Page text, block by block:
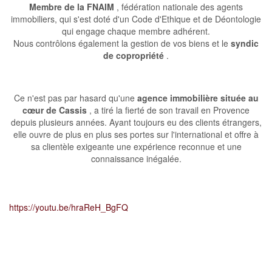
Membre de la FNAIM , fédération nationale des agents
immobiliers, qui s'est doté d'un Code d'Ethique et de Déontologie
qui engage chaque membre adhérent.
Nous contrôlons également la gestion de vos biens et le syndic
de copropriété .
Ce n'est pas par hasard qu'une agence immobilière située au
cœur de Cassis , a tiré la fierté de son travail en Provence
depuis plusieurs années. Ayant toujours eu des clients étrangers,
elle ouvre de plus en plus ses portes sur l'international et offre à
sa clientèle exigeante une expérience reconnue et une
connaissance inégalée.
https://youtu.be/hraReH_BgFQ